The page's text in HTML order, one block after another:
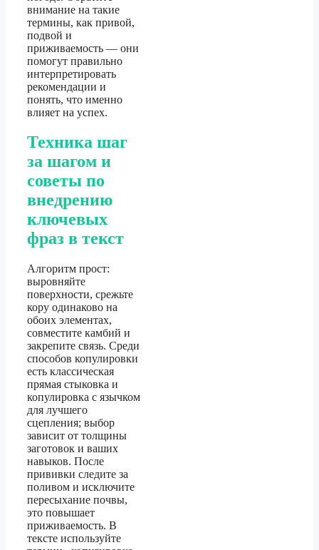
внимание на такие
термины, как привой,
подвой и
приживаемость — они
помогут правильно
интерпретировать
рекомендации и
понять, что именно
влияет на успех.
Техника шаг
за шагом и
советы по
внедрению
ключевых
фраз в текст
Алгоритм прост:
выровняйте
поверхности, срежьте
кору одинаково на
обоих элементах,
совместите камбий и
закрепите связь. Среди
способов копулировки
есть классическая
прямая стыковка и
копулировка с язычком
для лучшего
сцепления; выбор
зависит от толщины
заготовок и ваших
навыков. После
прививки следите за
поливом и исключите
пересыхание почвы,
это повышает
приживаемость. В
тексте используйте